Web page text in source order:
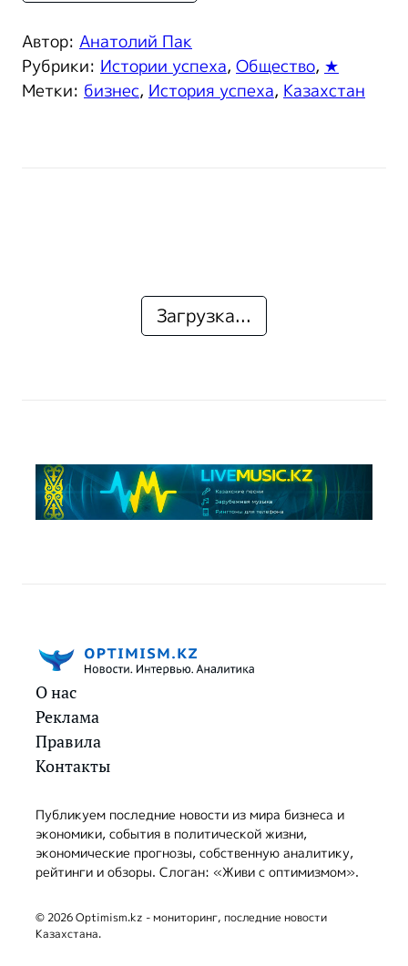
Автор: Анатолий Пак
Рубрики: Истории успеха, Общество, ★
Метки: бизнес, История успеха, Казахстан
Загрузка...
О нас
Реклама
Правила
Контакты
Публикуем последние новости из мира бизнеса и
экономики, события в политической жизни,
экономические прогнозы, собственную аналитику,
рейтинги и обзоры. Слоган: «Живи с оптимизмом».
© 2026 Optimism.kz - мониторинг, последние новости
Казахстана.